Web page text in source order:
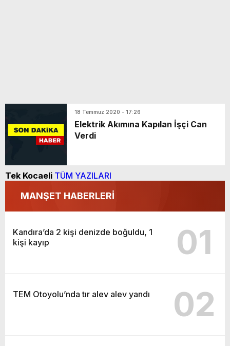
18 Temmuz 2020 - 17:26
Elektrik Akımına Kapılan İşçi Can
Verdi
Tek Kocaeli TÜM YAZILARI
MANŞET HABERLERİ
Kandıra’da 2 kişi denizde boğuldu, 1
kişi kayıp
01
TEM Otoyolu’nda tır alev alev yandı 02